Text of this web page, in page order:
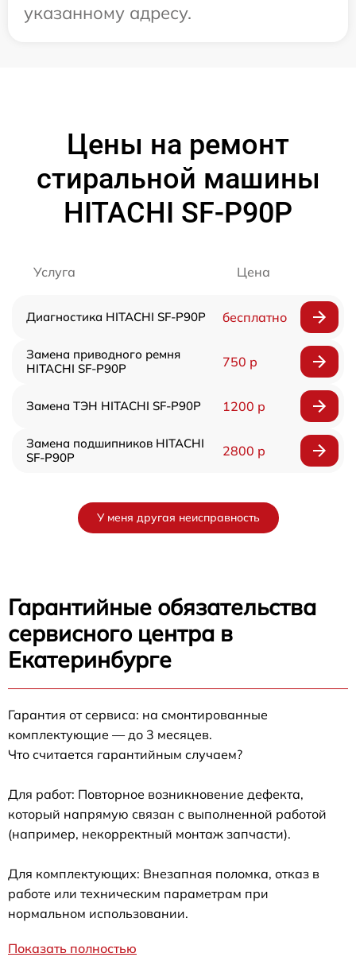
указанному адресу.
Цены на ремонт
стиральной машины
HITACHI SF-P90P
Услуга Цена
Диагностика HITACHI SF-P90P бесплатно
Замена приводного ремня
HITACHI SF-P90P
750 р
Замена ТЭН HITACHI SF-P90P 1200 р
Замена подшипников HITACHI
SF-P90P
2800 р
У меня другая неисправность
Гарантийные обязательства
сервисного центра в
Екатеринбурге
Гарантия от сервиса: на смонтированные
комплектующие — до 3 месяцев.
Что считается гарантийным случаем?
Для работ: Повторное возникновение дефекта,
который напрямую связан с выполненной работой
(например, некорректный монтаж запчасти).
Для комплектующих: Внезапная поломка, отказ в
работе или техническим параметрам при
нормальном использовании.
Показать полностью